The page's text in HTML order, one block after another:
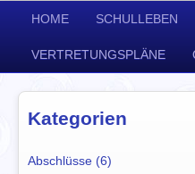
HOME SCHULLEBEN
VERTRETUNGSPLÄNE
Kategorien
Abschlüsse (6)